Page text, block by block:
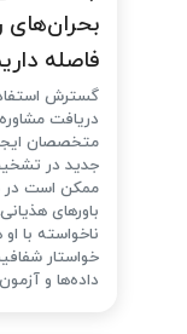
بحران‌های
فاصله
گسترش
دریافت
متخصصان
جدید در
ممکن است در
باورهای
ناخواسته با
خواستار
داده‌ها و